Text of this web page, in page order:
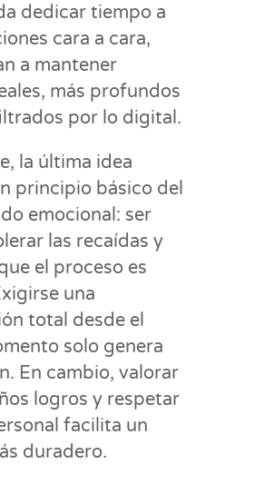
dedicar tiempo a
cara a cara,
a mantener
más profundos
por lo digital.
la última idea
principio básico del
emocional: ser
las recaídas y
el proceso es
una
total desde el
solo genera
En cambio, valorar
logros y respetar
facilita un
duradero.